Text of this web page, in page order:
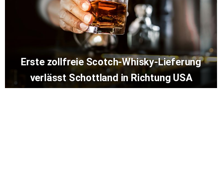
Erste zollfreie Scotch-Whisky-Lieferung
verlässt Schottland in Richtung USA